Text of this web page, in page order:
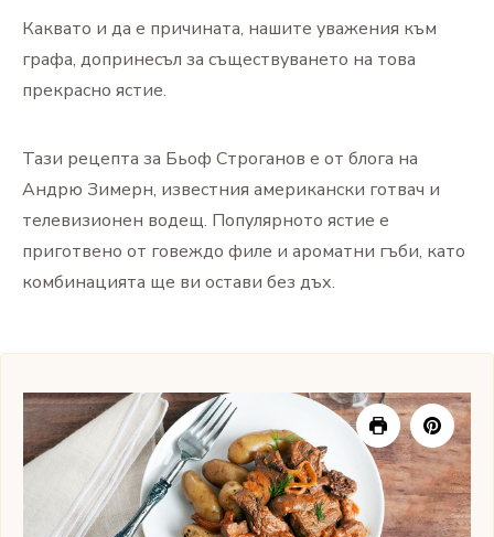
Каквато и да е причината, нашите уважения към
графа, допринесъл за съществуването на това
прекрасно ястие.
Тази рецепта за Бьоф Строганов е от блога на
Андрю Зимерн, известния американски готвач и
телевизионен водещ. Популярното ястие е
приготвено от говеждо филе и ароматни гъби, като
комбинацията ще ви остави без дъх.